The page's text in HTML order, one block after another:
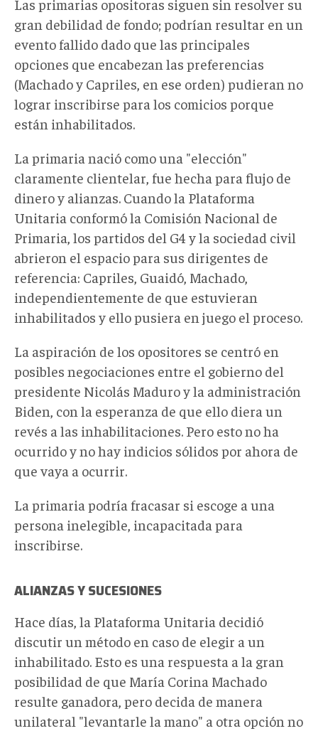
Las primarias opositoras siguen sin resolver su
gran debilidad de fondo; podrían resultar en un
evento fallido dado que las principales
opciones que encabezan las preferencias
(Machado y Capriles, en ese orden) pudieran no
lograr inscribirse para los comicios porque
están inhabilitados.
La primaria nació como una "elección"
claramente clientelar, fue hecha para flujo de
dinero y alianzas. Cuando la Plataforma
Unitaria conformó la Comisión Nacional de
Primaria, los partidos del G4 y la sociedad civil
abrieron el espacio para sus dirigentes de
referencia: Capriles, Guaidó, Machado,
independientemente de que estuvieran
inhabilitados y ello pusiera en juego el proceso.
La aspiración de los opositores se centró en
posibles negociaciones entre el gobierno del
presidente Nicolás Maduro y la administración
Biden, con la esperanza de que ello diera un
revés a las inhabilitaciones. Pero esto no ha
ocurrido y no hay indicios sólidos por ahora de
que vaya a ocurrir.
La primaria podría fracasar si escoge a una
persona inelegible, incapacitada para
inscribirse.
ALIANZAS Y SUCESIONES
Hace días, la Plataforma Unitaria decidió
discutir un método en caso de elegir a un
inhabilitado. Esto es una respuesta a la gran
posibilidad de que María Corina Machado
resulte ganadora, pero decida de manera
unilateral "levantarle la mano" a otra opción no